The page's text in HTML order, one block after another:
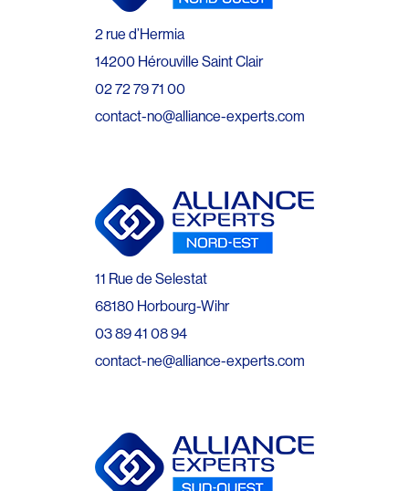
2 rue d’Hermia
14200 Hérouville Saint Clair
02 72 79 71 00
contact-no@alliance-experts.com
11 Rue de Selestat
68180 Horbourg-Wihr
03 89 41 08 94
contact-ne@alliance-experts.com